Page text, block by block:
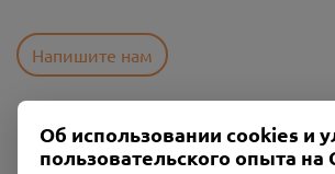
Напишите нам
Пользовательское соглашение
Политика конфиденциальности
Об использовании cookies и
пользовательского опыта на